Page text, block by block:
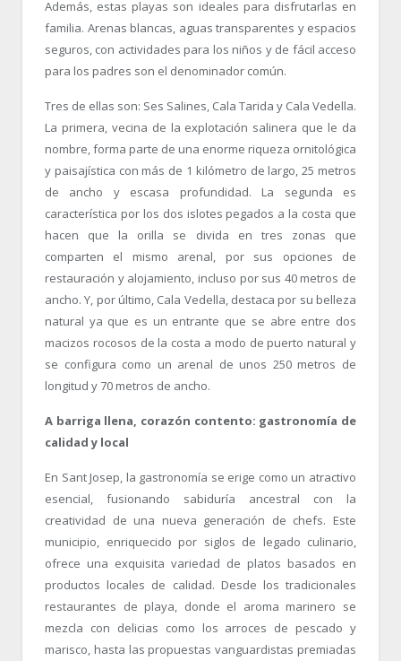
Además, estas playas son ideales para disfrutarlas en
familia. Arenas blancas, aguas transparentes y espacios
seguros, con actividades para los niños y de fácil acceso
para los padres son el denominador común.
Tres de ellas son: Ses Salines, Cala Tarida y Cala Vedella.
La primera, vecina de la explotación salinera que le da
nombre, forma parte de una enorme riqueza ornitológica
y paisajística con más de 1 kilómetro de largo, 25 metros
de ancho y escasa profundidad. La segunda es
característica por los dos islotes pegados a la costa que
hacen que la orilla se divida en tres zonas que
comparten el mismo arenal, por sus opciones de
restauración y alojamiento, incluso por sus 40 metros de
ancho. Y, por último, Cala Vedella, destaca por su belleza
natural ya que es un entrante que se abre entre dos
macizos rocosos de la costa a modo de puerto natural y
se configura como un arenal de unos 250 metros de
longitud y 70 metros de ancho.
A barriga llena, corazón contento: gastronomía de
calidad y local
En Sant Josep, la gastronomía se erige como un atractivo
esencial, fusionando sabiduría ancestral con la
creatividad de una nueva generación de chefs. Este
municipio, enriquecido por siglos de legado culinario,
ofrece una exquisita variedad de platos basados en
productos locales de calidad. Desde los tradicionales
restaurantes de playa, donde el aroma marinero se
mezcla con delicias como los arroces de pescado y
marisco, hasta las propuestas vanguardistas premiadas